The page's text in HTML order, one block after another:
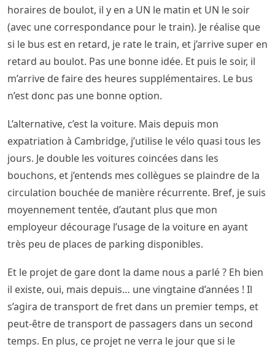
horaires de boulot, il y en a UN le matin et UN le soir
(avec une correspondance pour le train). Je réalise que
si le bus est en retard, je rate le train, et j’arrive super en
retard au boulot. Pas une bonne idée. Et puis le soir, il
m’arrive de faire des heures supplémentaires. Le bus
n’est donc pas une bonne option.
L’alternative, c’est la voiture. Mais depuis mon
expatriation à Cambridge, j’utilise le vélo quasi tous les
jours. Je double les voitures coincées dans les
bouchons, et j’entends mes collègues se plaindre de la
circulation bouchée de manière récurrente. Bref, je suis
moyennement tentée, d’autant plus que mon
employeur décourage l’usage de la voiture en ayant
très peu de places de parking disponibles.
Et le projet de gare dont la dame nous a parlé ? Eh bien
il existe, oui, mais depuis… une vingtaine d’années ! Il
s’agira de transport de fret dans un premier temps, et
peut-être de transport de passagers dans un second
temps. En plus, ce projet ne verra le jour que si le